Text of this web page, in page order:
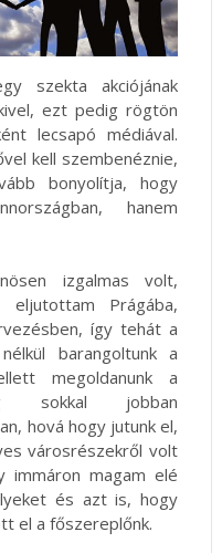
szekta akciójának
ezt pedig rögtön
lecsapó médiával.
kell szembenéznie,
bonyolítja, hogy
hanem
izgalmas volt,
Prágába,
így tehát a
barangoltunk a
megoldanunk a
sokkal jobban
hová hogy jutunk el,
városrészekről volt
immáron magam elé
és azt is, hogy
el a főszereplőnk.